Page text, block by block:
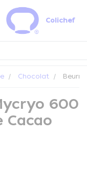
Colichef
Chocolat
600
Cacao